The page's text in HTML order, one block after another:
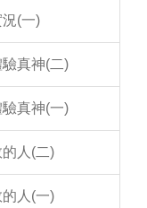
(一)
真神(二)
真神(一)
人(二)
人(一)